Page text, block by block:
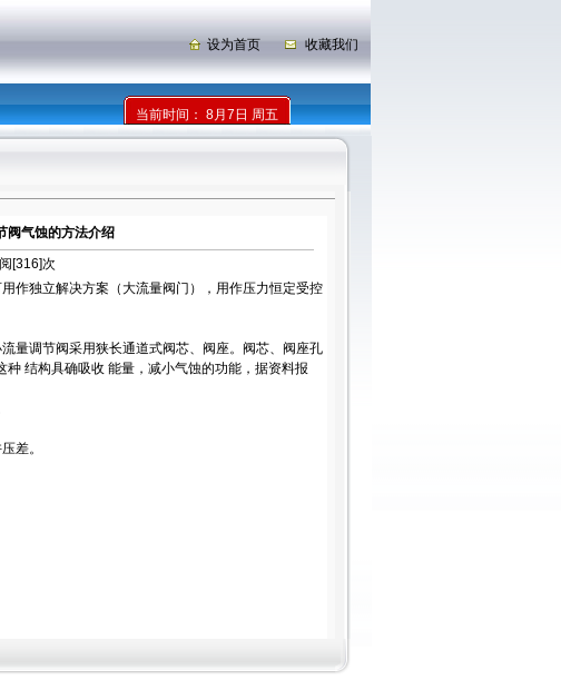
设为首页 收藏我们
当前时间： 8月7日 周五
阀气蚀的方法介绍
[316]次
作独立解决方案（大流量阀门），用作压力恒定受控
量调节阀采用狭长通道式阀芯、阀座。阀芯、阀座孔
结构具确吸收 能量，减小气蚀的功能，据资料报
差。